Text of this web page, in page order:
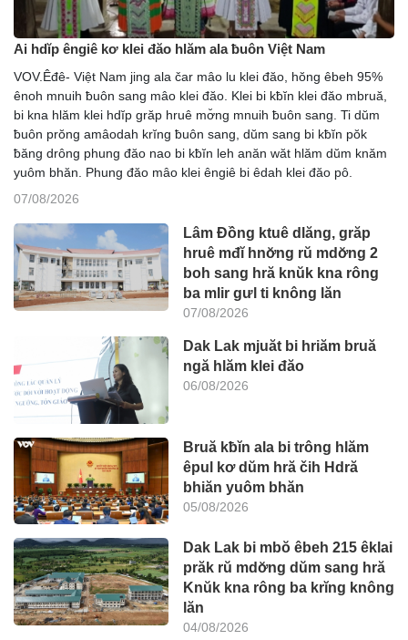
Ai hdĭp êngiê kơ klei đăo hlăm ala ƀuôn Việt Nam
VOV.Êđê- Việt Nam jing ala čar mâo lu klei đăo, hŏng êbeh 95%
ênoh mnuih ƀuôn sang mâo klei đăo. Klei bi kƀĭn klei đăo mbruă,
bi kna hlăm klei hdĭp grăp hruê mơ̆ng mnuih ƀuôn sang. Ti dŭm
ƀuôn prŏng amâodah krĭng ƀuôn sang, dŭm sang bi kƀĭn pŏk
ƀăng drông phung đăo nao bi kƀĭn leh anăn wăt hlăm dŭm knăm
yuôm bhăn. Phung đăo mâo klei êngiê bi êdah klei đăo pô.
07/08/2026
Lâm Đồng ktuê dlăng, grăp
hruê mđĭ hnơ̆ng rŭ mdơ̆ng 2
boh sang hră knŭk kna rông
ba mlir gưl ti knông lăn
07/08/2026
Dak Lak mjuăt bi hriăm bruă
ngă hlăm klei đăo
06/08/2026
Bruă kƀĭn ala bi trông hlăm
êpul kơ dŭm hră čih Hdră
bhiăn yuôm bhăn
05/08/2026
Dak Lak bi mbŏ êbeh 215 êklai
prăk rŭ mdơ̆ng dŭm sang hră
Knŭk kna rông ba krĭng knông
lăn
04/08/2026